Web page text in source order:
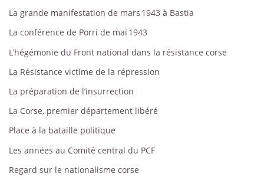
La grande manifestation de mars 1943 à Bastia
La conférence de Porri de mai 1943
L’hégémonie du Front national dans la résistance corse
La Résistance victime de la répression
La préparation de l’insurrection
La Corse, premier département libéré
Place à la bataille politique
Les années au Comité central du PCF
Regard sur le nationalisme corse